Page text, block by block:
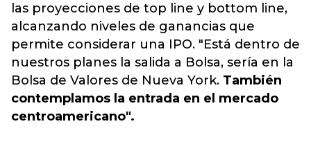
las proyecciones de top line y bottom line,
alcanzando niveles de ganancias que
permite considerar una IPO. "Está dentro de
nuestros planes la salida a Bolsa, sería en la
Bolsa de Valores de Nueva York. También
contemplamos la entrada en el mercado
centroamericano".